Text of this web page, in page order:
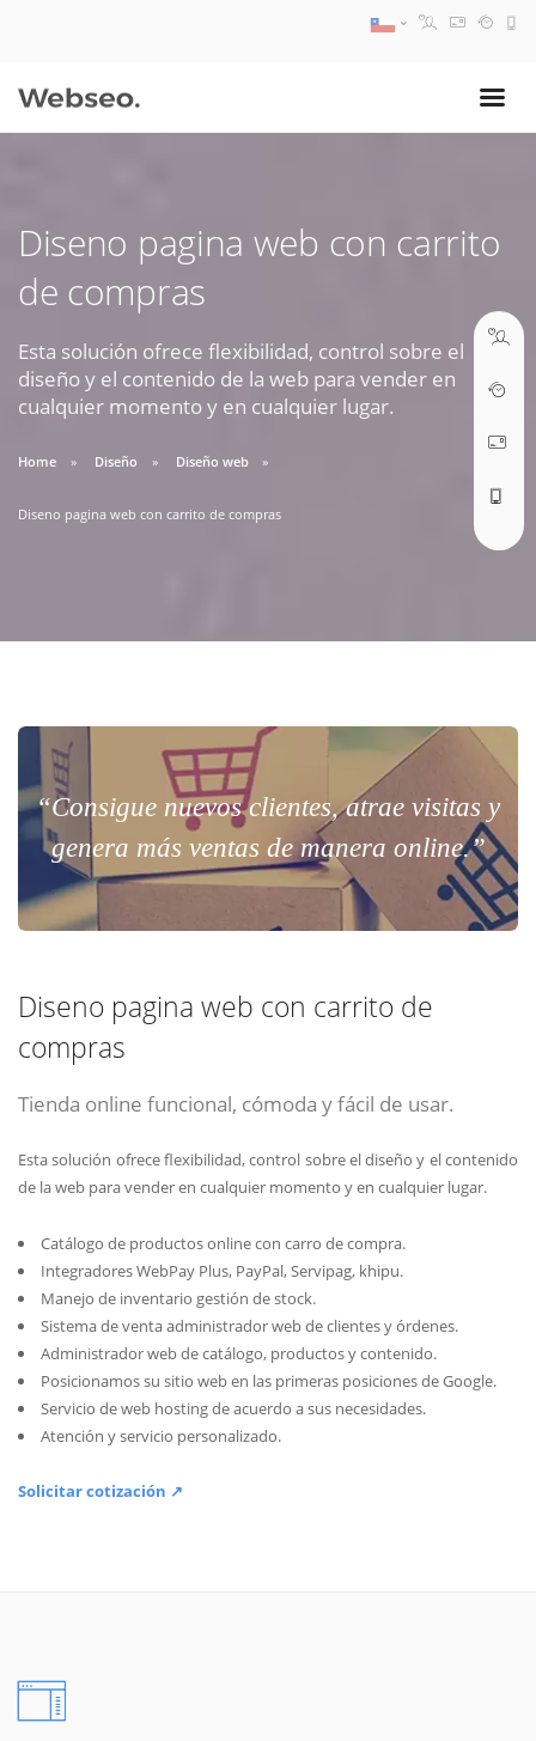
Diseno pagina web con carrito
de compras
Esta solución ofrece flexibilidad, control sobre el
diseño y el contenido de la web para vender en
cualquier momento y en cualquier lugar.
Home Diseño Diseño web
Diseno pagina web con carrito de compras
“Consigue nuevos clientes, atrae visitas y
genera más ventas de manera online.”
Diseno pagina web con carrito de
compras
Tienda online funcional, cómoda y fácil de usar.
Esta solución ofrece flexibilidad, control sobre el diseño y el contenido
de la web para vender en cualquier momento y en cualquier lugar.
Catálogo de productos online con carro de compra.
Integradores WebPay Plus, PayPal, Servipag, khipu.
Manejo de inventario gestión de stock.
Sistema de venta administrador web de clientes y órdenes.
Administrador web de catálogo, productos y contenido.
Posicionamos su sitio web en las primeras posiciones de Google.
Servicio de web hosting de acuerdo a sus necesidades.
Atención y servicio personalizado.
Solicitar cotización ↗
09:30 AM A 18:30 PM
soporte@webseo.cl
ABRIR TICKET